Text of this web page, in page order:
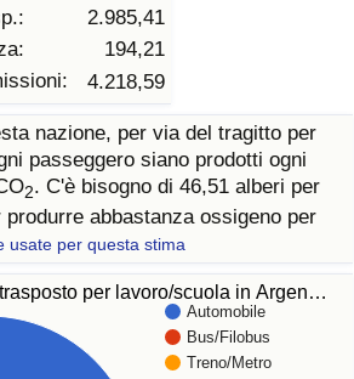
2.985,41
194,21
4.218,59
nazione, per via del tragitto per
passeggero siano prodotti ogni
2. C'è bisogno di 46,51 alberi per
abbastanza ossigeno per
usate per questa stima
per lavoro/scuola in Argen…
Automobile
Bus/Filobus
Treno/Metro
Vita per Nazione
Case per Nazione
della vita per Paese
Criminalità (Corrente)
per paese